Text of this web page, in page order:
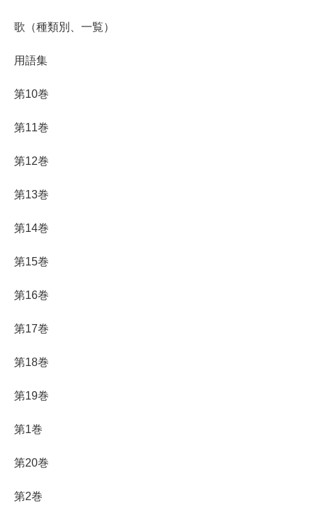
歌（種類別、一覧）
用語集
第10巻
第11巻
第12巻
第13巻
第14巻
第15巻
第16巻
第17巻
第18巻
第19巻
第1巻
第20巻
第2巻